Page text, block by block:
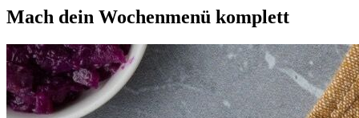
Mach dein Wochenmenü komplett